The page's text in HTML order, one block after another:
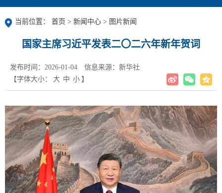
当前位置： 首页 > 新闻中心 > 图片新闻
国家主席习近平发表二〇二六年新年贺词
发布时间：2026-01-04
信息来源：新华社
【字体大小：
大 中 小 】